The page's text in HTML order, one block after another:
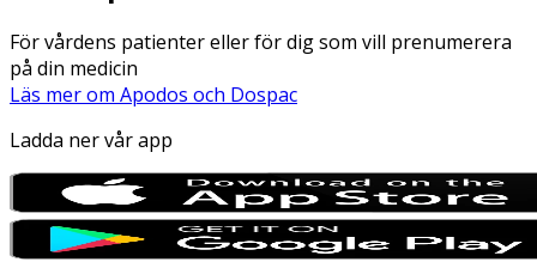
För vårdens patienter eller för dig som vill prenumerera
på din medicin
Läs mer om Apodos och Dospac
Ladda ner vår app